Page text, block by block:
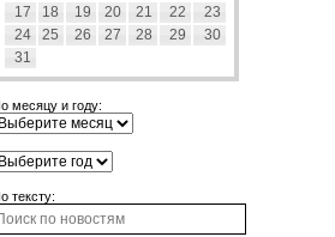
17
18 19 20 21 22
23
24
25 26 27 28 29
30
31
месяцу и году:
тексту: